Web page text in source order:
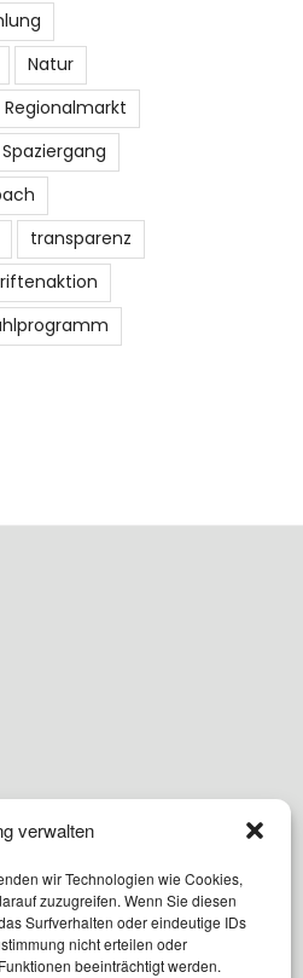
verwalten
wir Technologien wie Cookies,
zuzugreifen. Wenn Sie diesen
Surfverhalten oder eindeutige IDs
nicht erteilen oder
beeinträchtigt werden.
Natur
Regionalmarkt
Spaziergang
transparenz